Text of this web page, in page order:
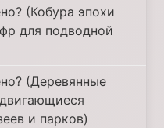
(Кобура эпохи
для подводной
(Деревянные
и парков)